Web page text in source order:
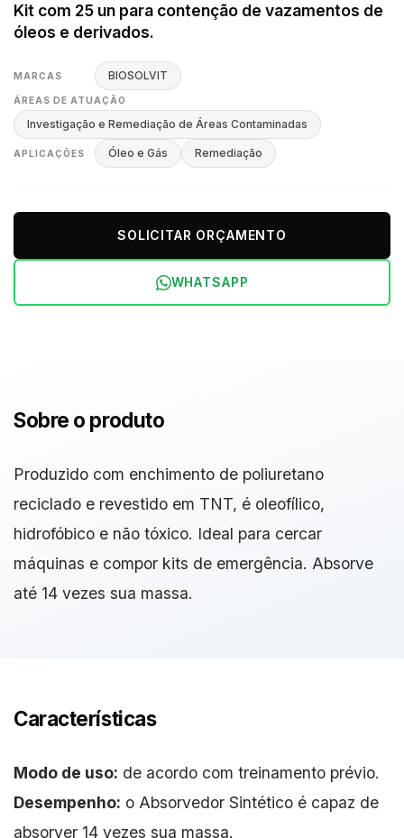
Kit com 25 un para contenção de vazamentos de
óleos e derivados.
MARCAS BIOSOLVIT
ÁREAS DE ATUAÇÃO
Investigação e Remediação de Áreas Contaminadas
APLICAÇÕES Óleo e Gás Remediação
SOLICITAR ORÇAMENTO
WHATSAPP
Sobre o produto
Produzido com enchimento de poliuretano
reciclado e revestido em TNT, é oleofílico,
hidrofóbico e não tóxico. Ideal para cercar
máquinas e compor kits de emergência. Absorve
até 14 vezes sua massa.
Características
Modo de uso: de acordo com treinamento prévio.
Desempenho: o Absorvedor Sintético é capaz de
absorver 14 vezes sua massa.